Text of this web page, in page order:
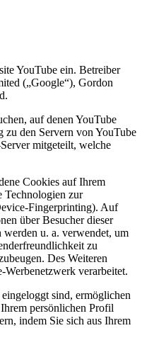
YouTube ein. Betreiber
(„Google“), Gordon
auf denen YouTube
zu den Servern von YouTube
mitgeteilt, welche
Cookies auf Ihrem
Technologien zur
Fingerprinting). Auf
über Besucher dieser
u. a. verwendet, um
zu
Des Weiteren
Werbenetzwerk verarbeitet.
sind, ermöglichen
persönlichen Profil
indem Sie sich aus Ihrem